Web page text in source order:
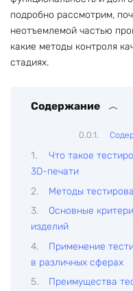
подробно рассмотрим,
неотъемлемой частью
какие методы контроля
стадиях.
Содержание
Что такое
3D-печати
Методы
Основные
изделий
Применение
в различных сферах
Преимущества